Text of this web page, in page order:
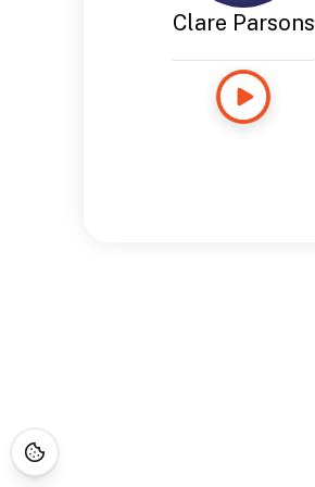
Clare Parsons